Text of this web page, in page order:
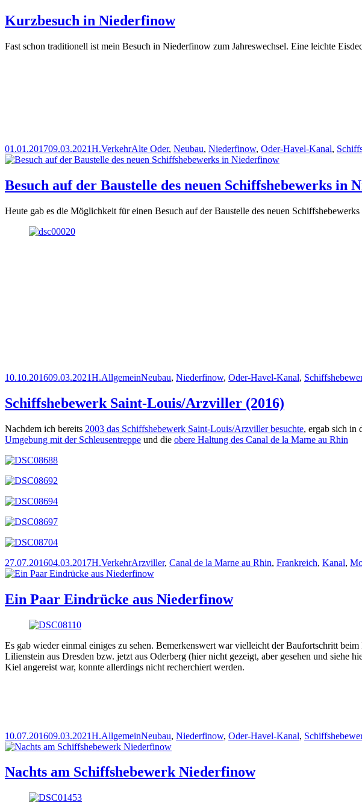
Kurzbesuch in Niederfinow
Fast schon traditionell ist mein Besuch in Niederfinow zum Jahreswechsel. Eine leichte
Veröffentlicht
am
01.01.201709.03.2021Autor
H.Kategorien
VerkehrSchlagwörter
Alte Oder, Neubau, Niederfinow, Oder-Havel-Kanal,
Besuch auf der Baustelle des neuen Schiffshebewerks in
Heute gab es die Möglichkeit für einen Besuch auf der Baustelle des neuen
Veröffentlicht
10.10.201609.03.2021Autor
H.Kategorien
AllgemeinSchlagwörter
Neubau, Niederfinow, Oder-Havel-Kanal,
Schiffshebewerk Saint-Louis/Arzviller (2016)
Nachdem ich bereits 2003 das Schiffshebewerk Saint-Louis/Arzviller besuchte, ergab sich in
Umgebung mit der Schleusentreppe und die obere Haltung des Canal de la Marne au Rhin
Veröffentlicht
am
27.07.201604.03.2017Autor
H.Kategorien
VerkehrSchlagwörter
Arzviller, Canal de la Marne au Rhin, Frankreich, Kanal,
Ein Paar Eindrücke aus Niederfinow
Es gab wieder einmal einiges zu sehen. Bemerkenswert war vielleicht der Baufortschritt
Lilienstein aus Dresden bzw. jetzt aus Oderberg (hier nicht gezeigt, aber gesehen und siehe
Kiel angereist war, konnte allerdings nicht recherchiert werden.
Veröffentlicht
am
10.07.201609.03.2021Autor
H.Kategorien
AllgemeinSchlagwörter
Neubau, Niederfinow, Oder-Havel-Kanal,
Nachts am Schiffshebewerk Niederfinow